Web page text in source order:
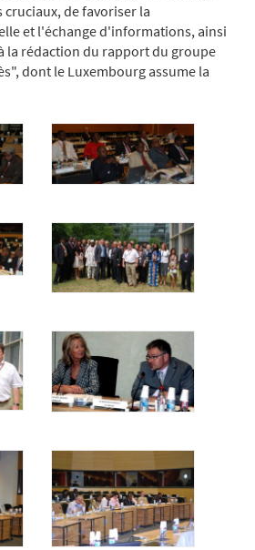
de favoriser la
et l'échange d'informations, ainsi
la rédaction du rapport du groupe
dont le Luxembourg assume la